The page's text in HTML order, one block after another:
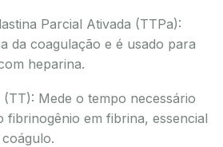
Parcial Ativada (TTPa):
da coagulação e é usado para
heparina.
Mede o tempo necessário
fibrinogênio em fibrina, essencial